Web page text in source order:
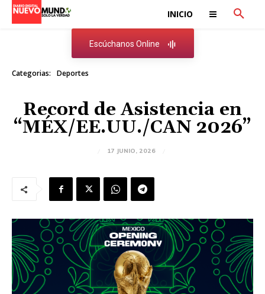
INICIO
Escúchanos Online
Categorias: Deportes
Record de Asistencia en
“MÉX/EE.UU./CAN 2026”
17 JUNIO, 2026